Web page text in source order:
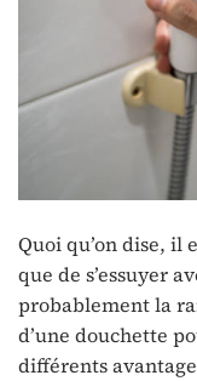
Quoi qu’on dise, il
que de s’essuyer
probablement la
d’une douchette
différents